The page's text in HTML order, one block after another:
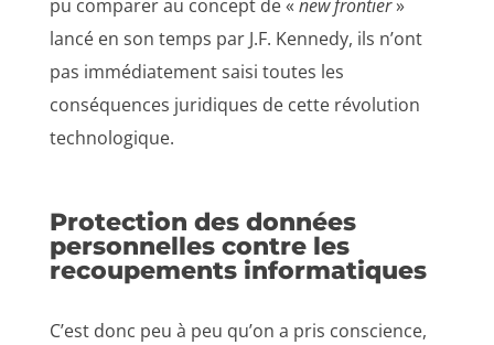
pu comparer au concept de « new frontier»
lancé en son temps par J.F. Kennedy, ils n’ont
pas immédiatement saisi toutes les
conséquences juridiques de cette révolution
technologique.
Protection des données
personnelles contre les
recoupements informatiques
C’est donc peu à peu qu’on a pris conscience,